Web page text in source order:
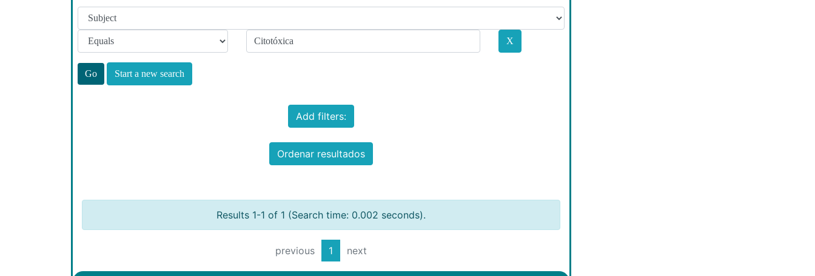
Start a new search
Add filters:
Ordenar resultados
Results 1-1 of 1 (Search time: 0.002 seconds).
previous 1 next